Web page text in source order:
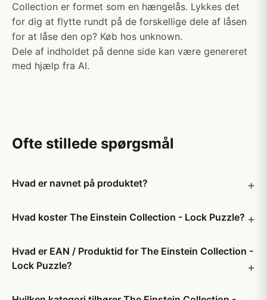
Collection er formet som en hængelås. Lykkes det
for dig at flytte rundt på de forskellige dele af låsen
for at låse den op? Køb hos unknown.
Dele af indholdet på denne side kan være genereret
med hjælp fra AI.
Ofte stillede spørgsmål
Hvad er navnet på produktet?
Hvad koster The Einstein Collection - Lock Puzzle?
Hvad er EAN / Produktid for The Einstein Collection -
Lock Puzzle?